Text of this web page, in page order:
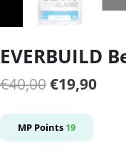
EVERBUILD
€40,00Il
originale
€19,90Il
MP Points 19